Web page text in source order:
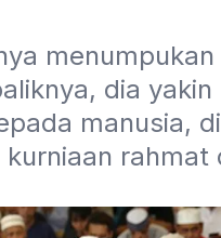
dia
manusia,
rahmat